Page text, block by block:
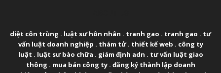
diệt côn trùng . luật sư hôn nhân . tranh gao . tranh gao . tư
vấn luật doanh nghiệp . thám tử. thiết kế web . công ty
luật . luật sư bào chữa . giám định adn . tư vấn luật giao
thông . mua bán công ty. đăng ký thành lập doanh